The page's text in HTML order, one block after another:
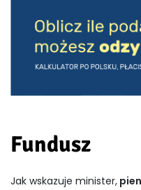
Fundusz
Jak wskazuje minister,